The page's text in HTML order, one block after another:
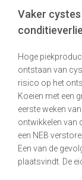
Vaker
Hoge
ontstaan van
risico op het
Koeien met een
eerste weken
ontwikkelen van
een NEB
Een van de
plaatsvindt. De